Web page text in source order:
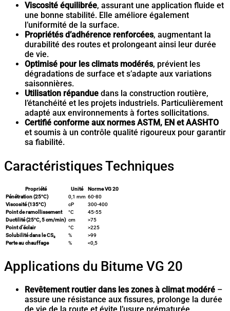
Viscosité équilibrée, assurant une application fluide et
une bonne stabilité. Elle améliore également
l’uniformité de la surface.
Propriétés d’adhérence renforcées, augmentant la
durabilité des routes et prolongeant ainsi leur durée
de vie.
Optimisé pour les climats modérés, prévient les
dégradations de surface et s’adapte aux variations
saisonnières.
Utilisation répandue dans la construction routière,
l’étanchéité et les projets industriels. Particulièrement
adapté aux environnements à fortes sollicitations.
Certifié conforme aux normes ASTM, EN et AASHTO
et soumis à un contrôle qualité rigoureux pour garantir
sa fiabilité.
Caractéristiques Techniques
Propriété Unité
Norme VG 20
Pénétration (25°C)
0,1 mm 60-80
Viscosité (135°C)
cP
300-400
Point de ramollissement
°C
45-55
Ductilité (25°C, 5 cm/min) cm
>75
Point d’éclair
°C
>225
Solubilité dans le CS₂
%
>99
Perte au chauffage
% <0,5
Applications du Bitume VG 20
Revêtement routier dans les zones à climat modéré –
assure une résistance aux fissures, prolonge la durée